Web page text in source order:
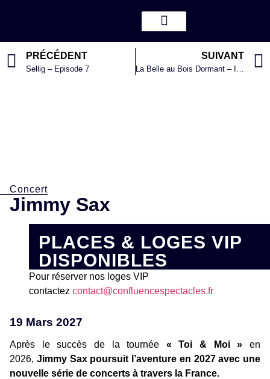
PRÉCÉDENT
Sellig – Episode 7
SUIVANT
La Belle au Bois Dormant – International Festival Ballet
Concert
Jimmy Sax
PLACES & LOGES VIP
DISPONIBLES
Pour réserver nos loges VIP
contactez contact@confluencespectacles.fr
19 Mars 2027
Après le succès de la tournée « Toi & Moi » en
2026, Jimmy Sax poursuit l’aventure en 2027 avec une
nouvelle série de concerts à travers la France.